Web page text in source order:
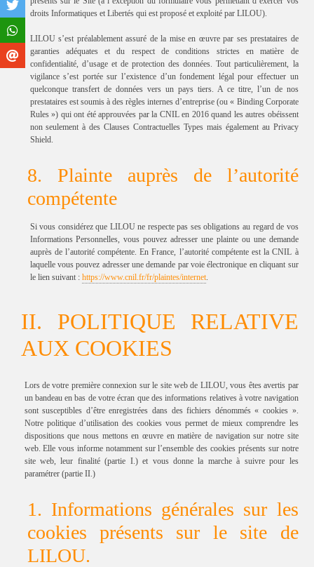
droits Informatiques et Libertés qui est proposé et exploité par LILOU).
LILOU s’est préalablement assuré de la mise en œuvre par ses prestataires de
garanties adéquates et du respect de conditions strictes en matière de
confidentialité, d’usage et de protection des données. Tout particulièrement, la
vigilance s’est portée sur l’existence d’un fondement légal pour effectuer un
quelconque transfert de données vers un pays tiers. A ce titre, l’un de nos
prestataires est soumis à des règles internes d’entreprise (ou « Binding Corporate
Rules ») qui ont été approuvées par la CNIL en 2016 quand les autres obéissent
non seulement à des Clauses Contractuelles Types mais également au Privacy
Shield.
8. Plainte auprès de l’autorité
compétente
Si vous considérez que LILOU ne respecte pas ses obligations au regard de vos
Informations Personnelles, vous pouvez adresser une plainte ou une demande
auprès de l’autorité compétente. En France, l’autorité compétente est la CNIL à
laquelle vous pouvez adresser une demande par voie électronique en cliquant sur
le lien suivant : https://www.cnil.fr/fr/plaintes/internet.
II. POLITIQUE RELATIVE
AUX COOKIES
Lors de votre première connexion sur le site web de LILOU, vous êtes avertis par
un bandeau en bas de votre écran que des informations relatives à votre navigation
sont susceptibles d’être enregistrées dans des fichiers dénommés « cookies ».
Notre politique d’utilisation des cookies vous permet de mieux comprendre les
dispositions que nous mettons en œuvre en matière de navigation sur notre site
web. Elle vous informe notamment sur l’ensemble des cookies présents sur notre
site web, leur finalité (partie I.) et vous donne la marche à suivre pour les
paramétrer (partie II.)
1. Informations générales sur les
cookies présents sur le site de
LILOU.